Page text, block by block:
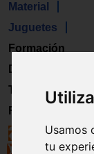
Usamos
tu
Material
Juguetes
Formación
Directorio
Trabajo
Registro